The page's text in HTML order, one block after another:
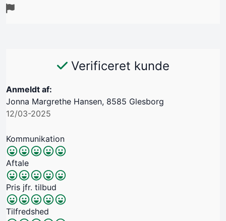
Verificeret kunde
Anmeldt af:
Jonna Margrethe Hansen, 8585 Glesborg
12/03-2025
Kommunikation
Aftale
Pris jfr. tilbud
Tilfredshed